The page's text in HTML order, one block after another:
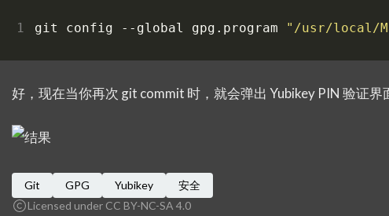
git config --global gpg.program "/usr/local/
好，现在当你再次 git commit 时，就会弹出 Yubikey PIN 验证
Git GPG Yubikey
安全
Licensed under CC BY-NC-SA 4.0